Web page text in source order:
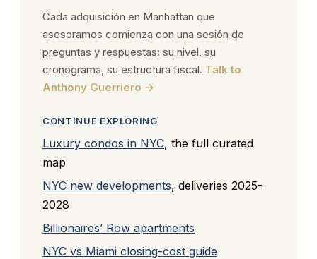
Cada adquisición en Manhattan que
asesoramos comienza con una sesión de
preguntas y respuestas: su nivel, su
cronograma, su estructura fiscal. Talk to
Anthony Guerriero →
CONTINUE EXPLORING
Luxury condos in NYC, the full curated
map
NYC new developments, deliveries 2025-
2028
Billionaires’ Row apartments
NYC vs Miami closing-cost guide